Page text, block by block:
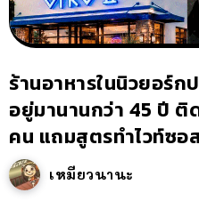
ร้านอาหารในนิวยอร์
อยู่มานานกว่า 45 ปี
คน แถมสูตรทำไวท์ซอ
เหมียวนานะ